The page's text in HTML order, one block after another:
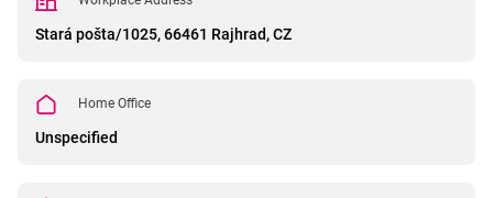
Stará pošta/1025, 66461 Rajhrad, CZ
Home Office
Unspecified